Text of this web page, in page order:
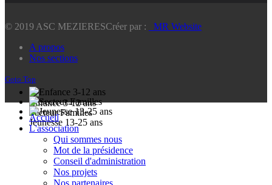
Enfance 3-12 ans
Secteur Familles
Jeunesse 13-25 ans
© 2019 ASC MEZIERESCréer par :
_MR Website
A propos
Nos sections
Goto Top
Accueil
L'association
Qui sommes nous
Mot de la présidence
Conseil d'administration
Nos projets